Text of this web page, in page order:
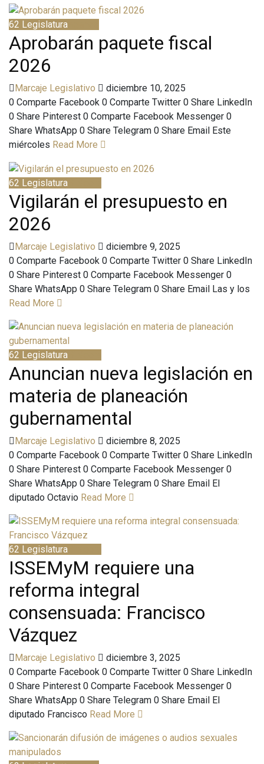
62 Legislatura
Aprobarán paquete fiscal
2026
Marcaje Legislativo
diciembre 10, 2025
0 Comparte Facebook 0 Comparte Twitter 0 Share LinkedIn
0 Share Pinterest 0 Comparte Facebook Messenger 0
Share WhatsApp 0 Share Telegram 0 Share Email Este
miércoles Read More
62 Legislatura
Vigilarán el presupuesto en
2026
Marcaje Legislativo
diciembre 9, 2025
0 Comparte Facebook 0 Comparte Twitter 0 Share LinkedIn
0 Share Pinterest 0 Comparte Facebook Messenger 0
Share WhatsApp 0 Share Telegram 0 Share Email Las y los
Read More
62 Legislatura
Anuncian nueva legislación en
materia de planeación
gubernamental
Marcaje Legislativo
diciembre 8, 2025
0 Comparte Facebook 0 Comparte Twitter 0 Share LinkedIn
0 Share Pinterest 0 Comparte Facebook Messenger 0
Share WhatsApp 0 Share Telegram 0 Share Email El
diputado Octavio Read More
62 Legislatura
ISSEMyM requiere una
reforma integral
consensuada: Francisco
Vázquez
Marcaje Legislativo
diciembre 3, 2025
0 Comparte Facebook 0 Comparte Twitter 0 Share LinkedIn
0 Share Pinterest 0 Comparte Facebook Messenger 0
Share WhatsApp 0 Share Telegram 0 Share Email El
diputado Francisco Read More